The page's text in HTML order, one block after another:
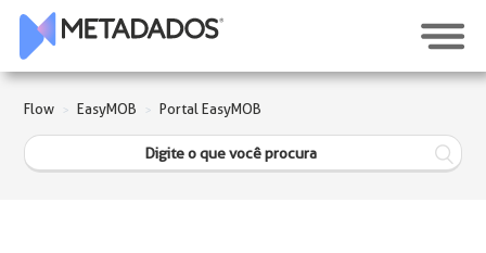
Flow EasyMOB Portal EasyMOB